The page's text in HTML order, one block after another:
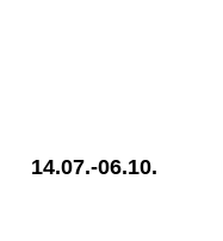
14.07.-06.10.